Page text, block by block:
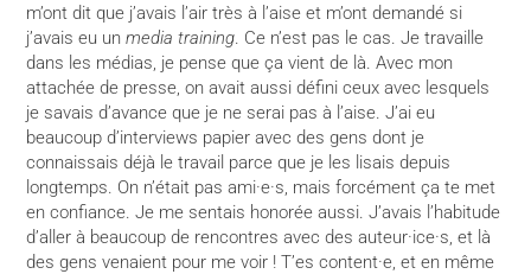
m’ont dit que j’avais l’air très à l’aise et m’ont demandé si
j’avais eu unmedia training. Ce n’est pas le cas. Je travaille
dans les médias, je pense que ça vient de là. Avec mon
attachée de presse, on avait aussi défini ceux avec lesquels
je savais d’avance que je ne serai pas à l’aise. J’ai eu
beaucoup d’interviews papier avec des gens dont je
connaissais déjà le travail parce que je les lisais depuis
longtemps. On n’était pas ami·e·s, mais forcément ça te met
en confiance. Je me sentais honorée aussi. J’avais l’habitude
d’aller à beaucoup de rencontres avec des auteur·ice·s, et là
des gens venaient pour me voir ! T’es content·e, et en même